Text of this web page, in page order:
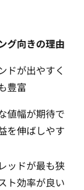
グ向きの理由
ドが出やすく
豊富
値幅が期待で
を伸ばしやす
ッドが最も狭
ト効率が良い